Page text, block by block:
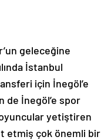
geleceğine
İstanbul
için İnegöl’e
de İnegöl’e spor
yetiştiren
etmiş çok önemli bir